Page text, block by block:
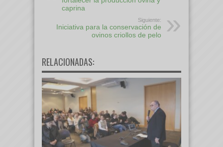
caprina
Siguiente:
Iniciativa para la conservación de
ovinos criollos de pelo
RELACIONADAS: